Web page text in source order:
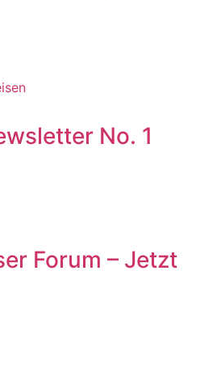
No. 1
Forum – Jetzt